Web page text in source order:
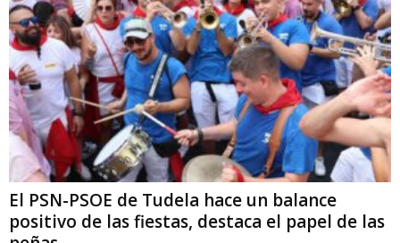
El PSN-PSOE de Tudela hace un balance
positivo de las fiestas, destaca el papel de las